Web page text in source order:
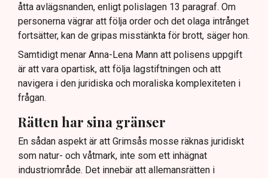
åtta avlägsnanden, enligt polislagen 13 paragraf. Om
personerna vägrar att följa order och det olaga intrånget
fortsätter, kan de gripas misstänkta för brott, säger hon.
Samtidigt menar Anna-Lena Mann att polisens uppgift
är att vara opartisk, att följa lagstiftningen och att
navigera i den juridiska och moraliska komplexiteten i
frågan.
Rätten har sina gränser
En sådan aspekt är att Grimsås mosse räknas juridiskt
som natur- och våtmark, inte som ett inhägnat
industriområde. Det innebär att allemansrätten i